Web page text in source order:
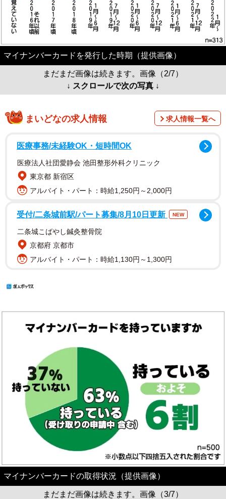
マイナンバーカードを発行した時期（提供画像）
まだまだ画像は続きます。画像（2/7）
↓ スクロールで次の写真 ↓
まいどなの求人情報 求人情報一覧へ
医療事務/未経験OK・短時間OK
医療法人社団愛静会 池田整形外科クリニック
東京都 新宿区
アルバイト・パート：時給1,250円～2,000円
受付/二条城前駅/パート募集/8月10日更新 NEW
二条城こばやし鍼灸整骨院
京都府 京都市
アルバイト・パート：時給1,130円～1,300円
マイナンバーカードの取得状況（提供画像）
まだまだ画像は続きます。画像（3/7）